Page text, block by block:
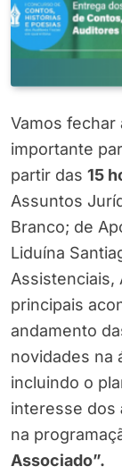
Vamos fechar
importante
partir das 15
Assuntos
Branco; de
Liduína
Assistenciais,
principais
andamento
novidades na
incluindo o
interesse dos
na
Associado”.